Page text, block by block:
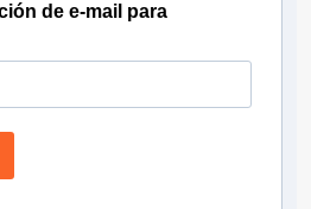
de e-mail para